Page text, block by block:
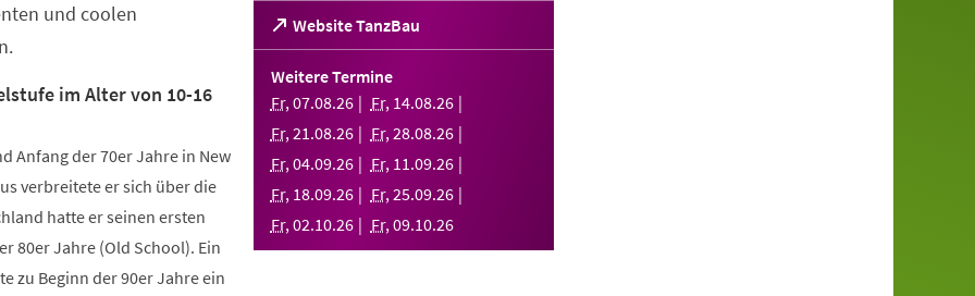
Website TanzBau
(Öffnet
in
einem
Tab)
Weitere Termine
Fr,07.08.26 Fr, 14.08.26
Fr,21.08.26 Fr,28.08.26
Fr,04.09.26 Fr, 11.09.26
Fr, 18.09.26 Fr,25.09.26
Fr,02.10.26 Fr,09.10.26
und coolen
im Alter von 10-16
Anfang der 70er Jahre in New
verbreitete er sich über die
hatte er seinen ersten
80er Jahre (Old School). Ein
zu Beginn der 90er Jahre ein